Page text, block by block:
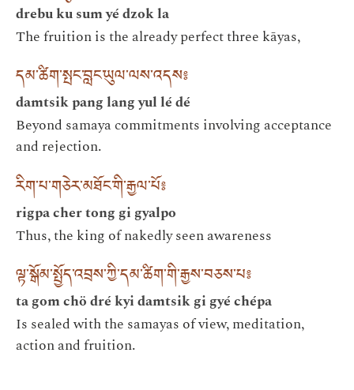
drebu ku sum yé dzok la
The fruition is the already perfect three kāyas,
དམ་ཚིག་སྤང་བླང་ཡུལ་ལས་འདས༔
damtsik pang lang yul lé dé
Beyond samaya commitments involving acceptance
and rejection.
རིག་པ་གཅེར་མཐོང་གི་རྒྱལ་པོ༔
rigpa cher tong gi gyalpo
Thus, the king of nakedly seen awareness
ལྟ་སྒོམ་སྤྱོད་འབྲས་ཀྱི་དམ་ཚིག་གི་རྒྱས་བཅས་པ༔
ta gom chö dré kyi damtsik gi gyé chépa
Is sealed with the samayas of view, meditation,
action and fruition.